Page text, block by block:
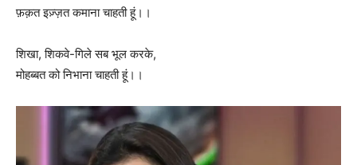
फ़क़त इज़्ज़त कमाना चाहती हूं।।
शिखा, शिकवे-गिले सब भूल करके,
मोहब्बत को निभाना चाहती हूं।।